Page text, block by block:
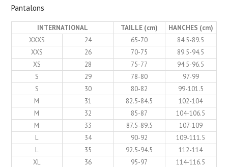
Pantalons
INTERNATIONAL TAILLE (cm)
HANCHES (cm)
XXXS
24 65-70
84.5-89.5
XXS
26 70-75
89.5-94.5
XS
28 75-77
94.5-96.5
S
29 78-80
97-99
S
30 80-82
99-101.5
M
31 82.5-84.5
102-104
M
32 85-87
104-106.5
M
33 87.5-89.5
107-109
L
34 90-92
109-111.5
L
35 92.5-94.5
112-114
XL
36 95-97
114-116.5